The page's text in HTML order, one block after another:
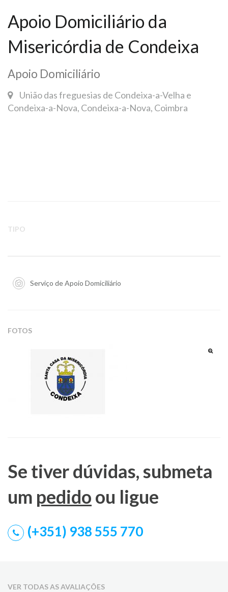
Apoio Domiciliário da
Misericórdia de Condeixa
Apoio Domiciliário
União das freguesias de Condeixa-a-Velha e
Condeixa-a-Nova, Condeixa-a-Nova, Coimbra
TIPO
Serviço de Apoio Domiciliário
FOTOS
Se tiver dúvidas, submeta
um pedido ou ligue
(+351) 938 555 770
VER TODAS AS AVALIAÇÕES